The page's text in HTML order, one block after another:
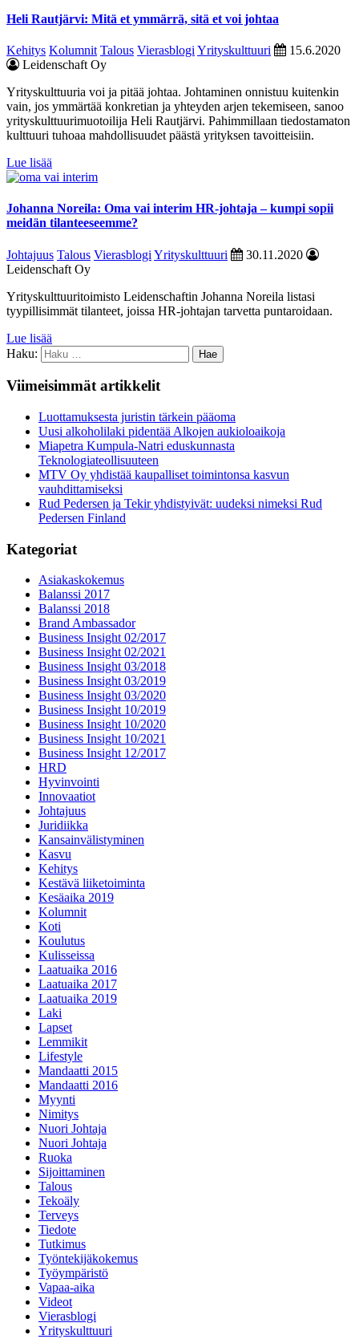
Heli Rautjärvi: Mitä et ymmärrä, sitä et voi johtaa
Kehitys Kolumnit Talous Vierasblogi Yrityskulttuuri
15.6.2020
Leidenschaft Oy
Yrityskulttuuria voi ja pitää johtaa. Johtaminen onnistuu kuitenkin
vain, jos ymmärtää konkretian ja yhteyden arjen tekemiseen, sanoo
yrityskulttuurimuotoilija Heli Rautjärvi. Pahimmillaan tiedostamaton
kulttuuri tuhoaa mahdollisuudet päästä yrityksen tavoitteisiin.
Lue lisää
Johanna Noreila: Oma vai interim HR-johtaja – kumpi sopii
meidän tilanteeseemme?
Johtajuus Talous Vierasblogi Yrityskulttuuri
30.11.2020
Leidenschaft Oy
Yrityskulttuuritoimisto Leidenschaftin Johanna Noreila listasi
tyypillisimmät tilanteet, joissa HR-johtajan tarvetta puntaroidaan.
Lue lisää
Haku:
Viimeisimmät artikkelit
Luottamuksesta juristin tärkein pääoma
Uusi alkoholilaki pidentää Alkojen aukioloaikoja
Miapetra Kumpula-Natri eduskunnasta
Teknologiateollisuuteen
MTV Oy yhdistää kaupalliset toimintonsa kasvun
vauhdittamiseksi
Rud Pedersen ja Tekir yhdistyivät: uudeksi nimeksi Rud
Pedersen Finland
Kategoriat
Asiakaskokemus
Balanssi 2017
Balanssi 2018
Brand Ambassador
Business Insight 02/2017
Business Insight 02/2021
Business Insight 03/2018
Business Insight 03/2019
Business Insight 03/2020
Business Insight 10/2019
Business Insight 10/2020
Business Insight 10/2021
Business Insight 12/2017
HRD
Hyvinvointi
Innovaatiot
Johtajuus
Juridiikka
Kansainvälistyminen
Kasvu
Kehitys
Kestävä liiketoiminta
Kesäaika 2019
Kolumnit
Koti
Koulutus
Kulisseissa
Laatuaika 2016
Laatuaika 2017
Laatuaika 2019
Laki
Lapset
Lemmikit
Lifestyle
Mandaatti 2015
Mandaatti 2016
Myynti
Nimitys
Nuori Johtaja
Nuori Johtaja
Ruoka
Sijoittaminen
Talous
Tekoäly
Terveys
Tiedote
Tutkimus
Työntekijäkokemus
Työympäristö
Vapaa-aika
Videot
Vierasblogi
Yrityskulttuuri